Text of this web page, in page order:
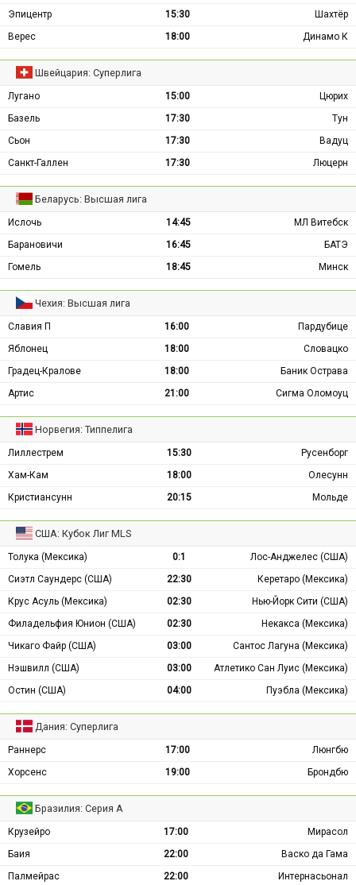
Эпицентр 15:30
Шахтёр
Верес
18:00 Динамо К
Швейцария: Суперлига
Лугано 15:00
Цюрих
Базель
17:30
Тун
Сьон
17:30
Вадуц
Санкт-Галлен
17:30 Люцерн
Беларусь: Высшая лига
Ислочь 14:45
МЛ Витебск
Барановичи
16:45
БАТЭ
Гомель
18:45 Минск
Чехия: Высшая лига
Славия П 16:00
Пардубице
Яблонец
18:00
Словацко
Градец-Кралове
18:00
Баник Острава
Артис
21:00 Сигма Оломоуц
Норвегия: Типпелига
Лиллестрем 15:30
Русенборг
Хам-Кам
18:00
Олесунн
Кристиансунн
20:15 Мольде
США: Кубок Лиг MLS
Толука (Мексика) 0:1
Лос-Анджелес (США)
Сиэтл Саундерс (США)
22:30
Керетаро (Мексика)
Крус Асуль (Мексика)
02:30
Нью-Йорк Сити (США)
Филадельфия Юнион (США)
02:30
Некакса (Мексика)
Чикаго Файр (США)
03:00
Сантос Лагуна (Мексика)
Нэшвилл (США)
03:00
Атлетико Сан Луис (Мексика)
Остин (США)
04:00 Пуэбла (Мексика)
Дания: Суперлига
Раннерс 17:00
Люнгбю
Хорсенс
19:00 Брондбю
Бразилия: Серия А
Крузейро 17:00
Мирасол
Баия
22:00
Васко да Гама
Палмейрас
22:00
Интернасьонал